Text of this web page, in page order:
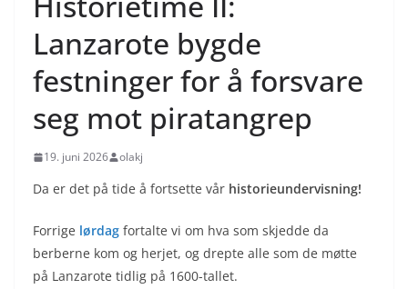
Lanzarote bygde
festninger for å forsvare
seg mot piratangrep
19. juni 2026 olakj
Da er det på tide å fortsette vår historieundervisning!
Forrige lørdag fortalte vi om hva som skjedde da
berberne kom og herjet, og drepte alle som de møtte
på Lanzarote tidlig på 1600-tallet.